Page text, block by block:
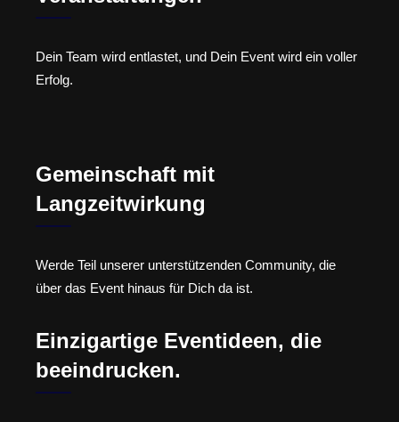
Dein Team wird entlastet, und Dein Event wird ein voller
Erfolg.
Gemeinschaft mit
Langzeitwirkung
Werde Teil unserer unterstützenden Community, die
über das Event hinaus für Dich da ist.
Einzigartige Eventideen, die
beeindrucken.